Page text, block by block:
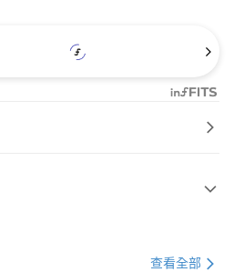
查看全部